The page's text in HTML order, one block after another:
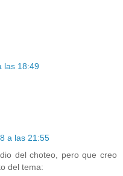
las 18:49
a las 21:55
del choteo, pero que creo
del tema: